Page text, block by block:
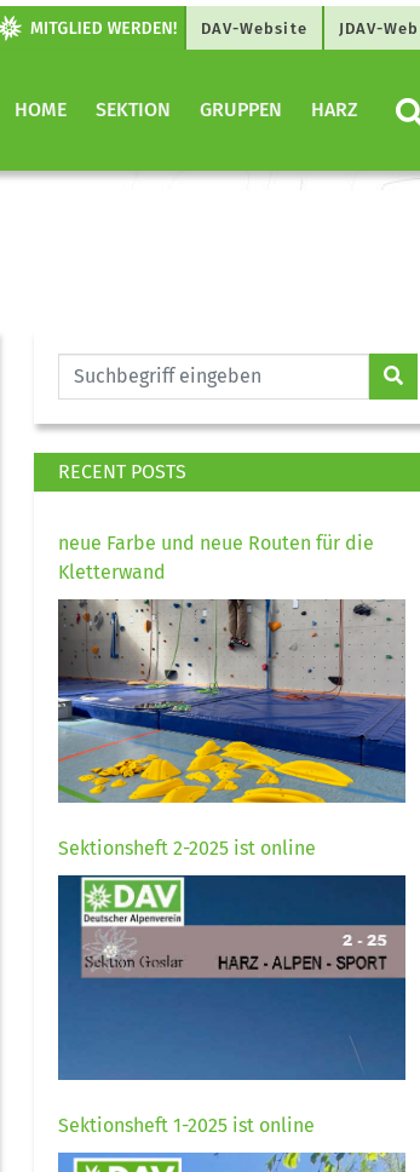
DAV-Website JDAV-
HOME SEKTION GRUPPEN HARZ
RECENT POSTS
neue Farbe und neue Routen für die
Kletterwand
Sektionsheft 2-2025 ist online
Sektionsheft 1-2025 ist online